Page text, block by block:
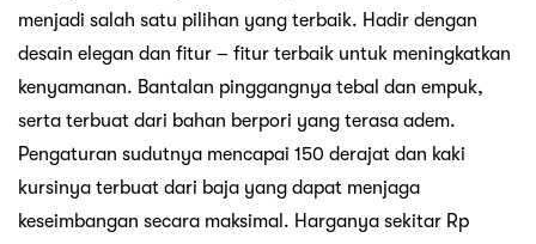
menjadi salah satu pilihan yang terbaik. Hadir dengan
desain elegan dan fitur – fitur terbaik untuk meningkatkan
kenyamanan. Bantalan pinggangnya tebal dan empuk,
serta terbuat dari bahan berpori yang terasa adem.
Pengaturan sudutnya mencapai 150 derajat dan kaki
kursinya terbuat dari baja yang dapat menjaga
keseimbangan secara maksimal. Harganya sekitar Rp